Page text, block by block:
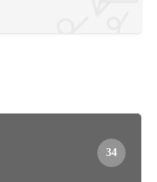
34